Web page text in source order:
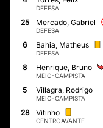
DEFESA
25 Mercado, Gabriel
DEFESA
6 Bahia, Matheus
DEFESA
8 Henrique, Bruno
MEIO-CAMPISTA
5 Villagra, Rodrigo
MEIO-CAMPISTA
28 Vitinho
CENTROAVANTE